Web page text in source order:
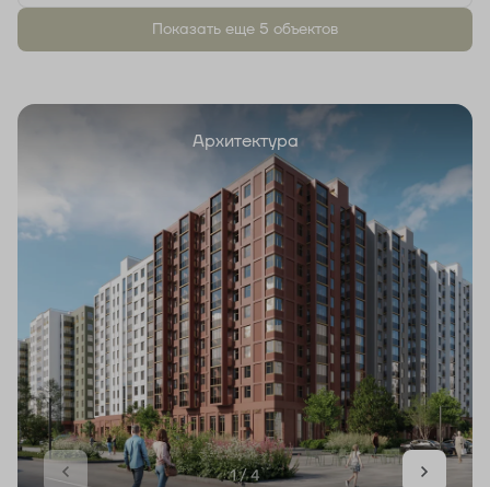
Показать еще 5 объектов
Архитектура
1 / 4